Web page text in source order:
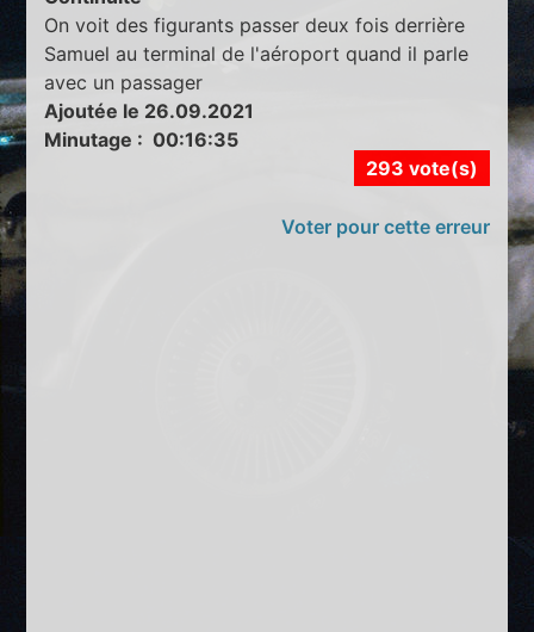
On voit des figurants passer deux fois derrière
Samuel au terminal de l'aéroport quand il parle
avec un passager
Ajoutée le 26.09.2021
Minutage : 00:16:35
293 vote(s)
Voter pour cette erreur